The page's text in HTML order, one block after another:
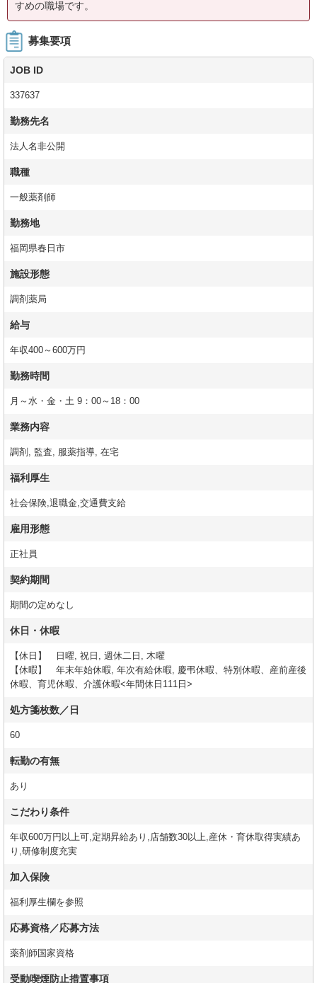
すめの職場です。
募集要項
JOB ID
337637
勤務先名
法人名非公開
職種
一般薬剤師
勤務地
福岡県春日市
施設形態
調剤薬局
給与
年収400～600万円
勤務時間
月～水・金・土 9：00～18：00
業務内容
調剤, 監査, 服薬指導, 在宅
福利厚生
社会保険,退職金,交通費支給
雇用形態
正社員
契約期間
期間の定めなし
休日・休暇
【休日】 日曜, 祝日, 週休二日, 木曜
【休暇】 年末年始休暇, 年次有給休暇, 慶弔休暇、特別休暇、産前産後
休暇、育児休暇、介護休暇<年間休日111日>
処方箋枚数／日
60
転勤の有無
あり
こだわり条件
年収600万円以上可,定期昇給あり,店舗数30以上,産休・育休取得実績あ
り,研修制度充実
加入保険
福利厚生欄を参照
応募資格／応募方法
薬剤師国家資格
受動喫煙防止措置事項